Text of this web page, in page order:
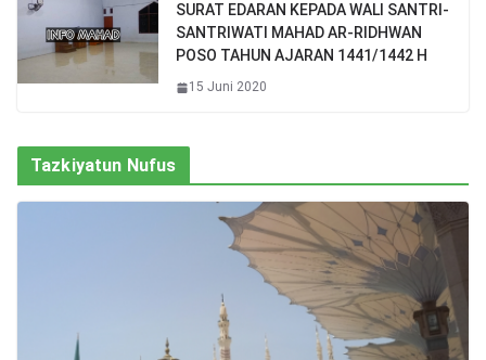
SURAT EDARAN KEPADA WALI SANTRI-
SANTRIWATI MAHAD AR-RIDHWAN
POSO TAHUN AJARAN 1441/1442 H
15 Juni 2020
Tazkiyatun Nufus